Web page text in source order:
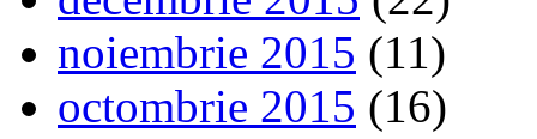
noiembrie 2015 (11)
octombrie 2015 (16)